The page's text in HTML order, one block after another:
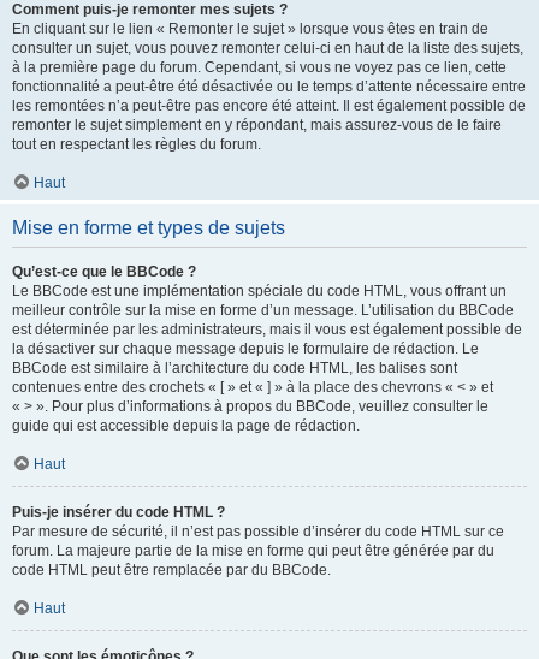
Comment puis-je remonter mes sujets ?
En cliquant sur le lien « Remonter le sujet » lorsque vous êtes en train de
consulter un sujet, vous pouvez remonter celui-ci en haut de la liste des sujets,
à la première page du forum. Cependant, si vous ne voyez pas ce lien, cette
fonctionnalité a peut-être été désactivée ou le temps d’attente nécessaire entre
les remontées n’a peut-être pas encore été atteint. Il est également possible de
remonter le sujet simplement en y répondant, mais assurez-vous de le faire
tout en respectant les règles du forum.
Haut
Mise en forme et types de sujets
Qu’est-ce que le BBCode ?
Le BBCode est une implémentation spéciale du code HTML, vous offrant un
meilleur contrôle sur la mise en forme d’un message. L’utilisation du BBCode
est déterminée par les administrateurs, mais il vous est également possible de
la désactiver sur chaque message depuis le formulaire de rédaction. Le
BBCode est similaire à l’architecture du code HTML, les balises sont
contenues entre des crochets « [ » et « ] » à la place des chevrons « < » et
« > ». Pour plus d’informations à propos du BBCode, veuillez consulter le
guide qui est accessible depuis la page de rédaction.
Haut
Puis-je insérer du code HTML ?
Par mesure de sécurité, il n’est pas possible d’insérer du code HTML sur ce
forum. La majeure partie de la mise en forme qui peut être générée par du
code HTML peut être remplacée par du BBCode.
Haut